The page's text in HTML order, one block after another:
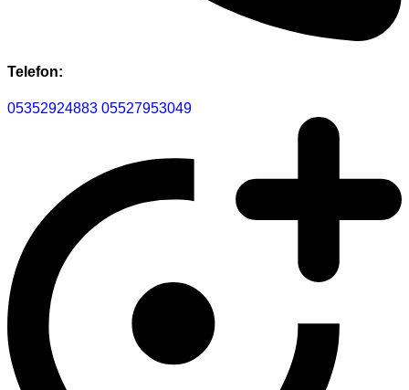
Telefon:
05352924883 05527953049